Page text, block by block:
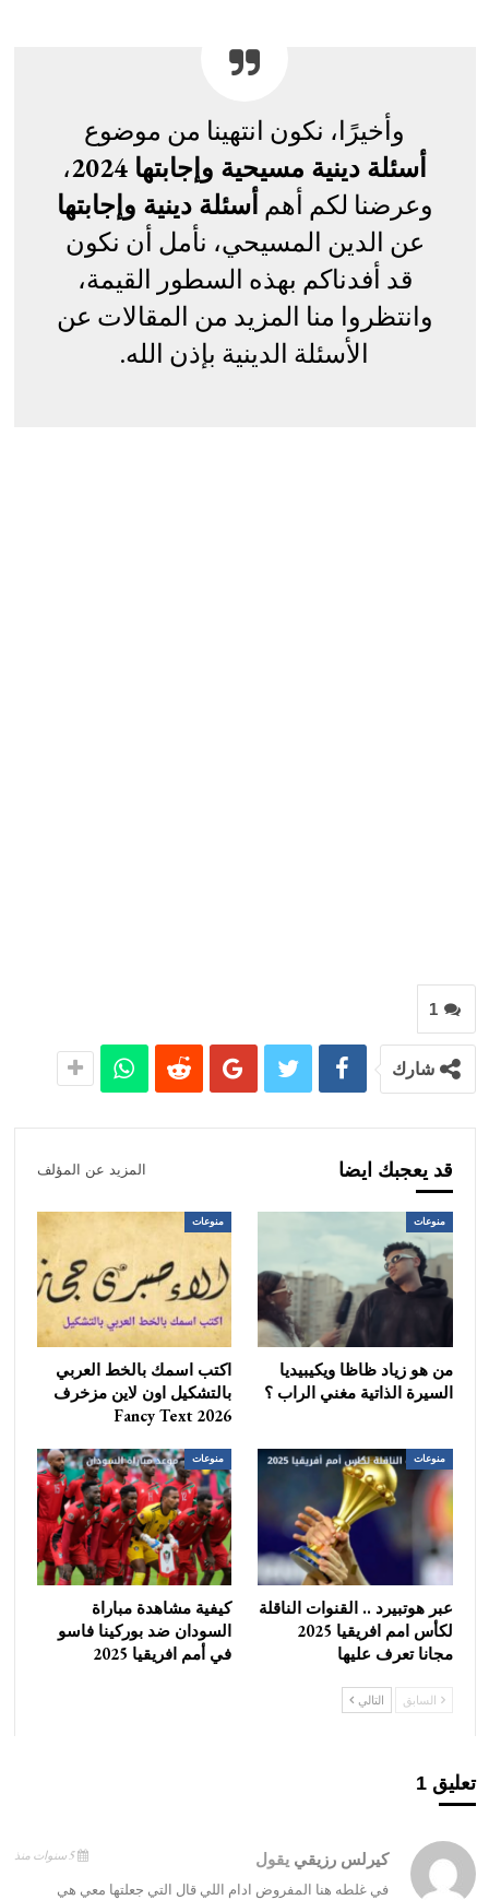
وأخيرًا، نكون انتهينا من موضوع
أسئلة دينية مسيحية وإجابتها 2024
،
وعرضنا لكم أهم أسئلة دينية وإجابتها
عن الدين المسيحي، نأمل أن نكون
قد أفدناكم بهذه السطور القيمة،
وانتظروا منا المزيد من المقالات عن
الأسئلة الدينية بإذن الله.
1
شارك
قد يعجبك ايضا المزيد عن المؤلف
منوعات
من هو زياد ظاظا ويكيبيديا
السيرة الذاتية مغني الراب ؟
منوعات
اكتب اسمك بالخط العربي
بالتشكيل اون لاين مزخرف
Fancy Text 2026
منوعات
عبر هوتبيرد .. القنوات الناقلة
لكأس امم افريقيا 2025
مجانا تعرف عليها
منوعات
كيفية مشاهدة مباراة
السودان ضد بوركينا فاسو
في أمم افريقيا 2025
السابق التالي
تعليق 1
كيرلس رزيقييقول 5 سنوات منذ
في غلطه هنا المفروض ادام اللي قال التي جعلتها معي هي